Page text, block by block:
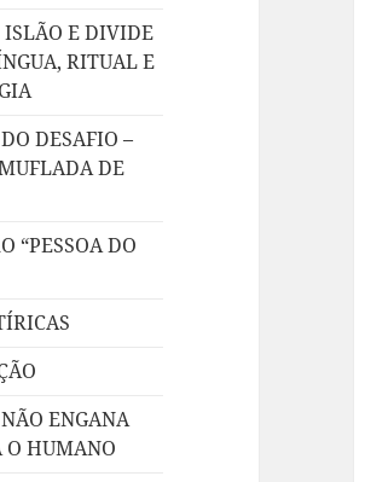
ISLÃO E DIVIDE
RITUAL E
DESAFIO –
DE
“PESSOA DO
ENGANA
O HUMANO